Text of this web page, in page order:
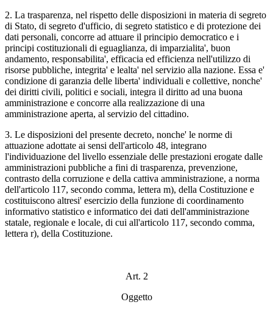
2. La trasparenza, nel rispetto delle disposizioni in materia di segreto
di Stato, di segreto d'ufficio, di segreto statistico e di protezione dei
dati personali, concorre ad attuare il principio democratico e i
principi costituzionali di eguaglianza, di imparzialita', buon
andamento, responsabilita', efficacia ed efficienza nell'utilizzo di
risorse pubbliche, integrita' e lealta' nel servizio alla nazione. Essa e'
condizione di garanzia delle liberta' individuali e collettive, nonche'
dei diritti civili, politici e sociali, integra il diritto ad una buona
amministrazione e concorre alla realizzazione di una
amministrazione aperta, al servizio del cittadino.
3. Le disposizioni del presente decreto, nonche' le norme di
attuazione adottate ai sensi dell'articolo 48, integrano
l'individuazione del livello essenziale delle prestazioni erogate dalle
amministrazioni pubbliche a fini di trasparenza, prevenzione,
contrasto della corruzione e della cattiva amministrazione, a norma
dell'articolo 117, secondo comma, lettera m), della Costituzione e
costituiscono altresi' esercizio della funzione di coordinamento
informativo statistico e informatico dei dati dell'amministrazione
statale, regionale e locale, di cui all'articolo 117, secondo comma,
lettera r), della Costituzione.
Art. 2
Oggetto